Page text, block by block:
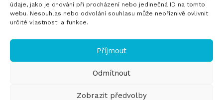
údaje, jako je chování při procházení nebo jedinečná ID na tomto
webu. Nesouhlas nebo odvolání souhlasu může nepříznivě ovlivnit
určité vlastnosti a funkce.
Příjmout
Odmítnout
Zobrazit předvolby
(autorů) a nemusí nutně odrážet názory a stanoviska
Evropské unie nebo Evropské komise. Evropská unie
odpovědnost.